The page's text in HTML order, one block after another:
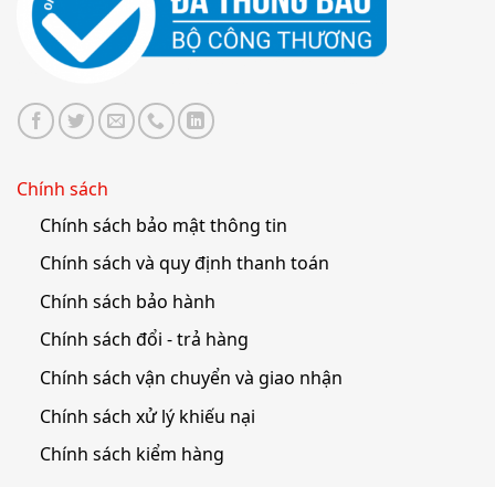
Chính sách
Chính sách bảo mật thông tin
Chính sách và quy định thanh toán
Chính sách bảo hành
Chính sách đổi - trả hàng
Chính sách vận chuyển và giao nhận
Chính sách xử lý khiếu nại
Chính sách kiểm hàng